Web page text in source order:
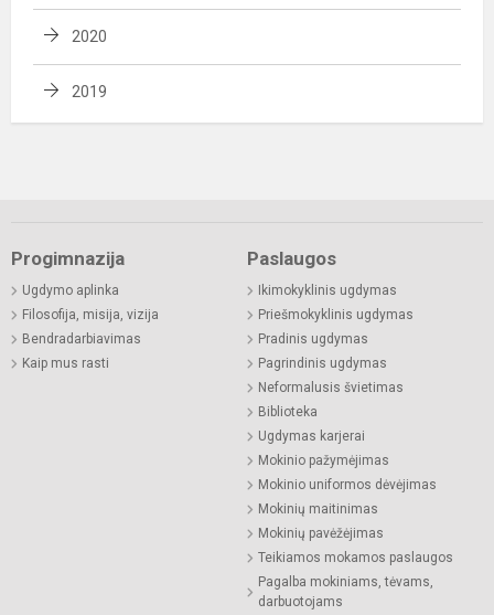
2020
2019
Progimnazija
Ugdymo aplinka
Filosofija, misija, vizija
Bendradarbiavimas
Kaip mus rasti
Paslaugos
Ikimokyklinis ugdymas
Priešmokyklinis ugdymas
Pradinis ugdymas
Pagrindinis ugdymas
Neformalusis švietimas
Biblioteka
Ugdymas karjerai
Mokinio pažymėjimas
Mokinio uniformos dėvėjimas
Mokinių maitinimas
Mokinių pavėžėjimas
Teikiamos mokamos paslaugos
Pagalba mokiniams, tėvams,
darbuotojams